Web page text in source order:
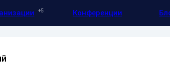
5 Конференции